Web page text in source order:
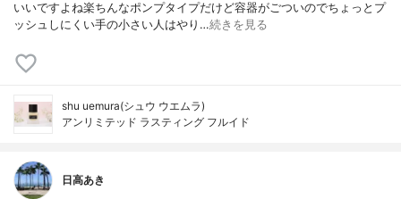
いいですよね楽ちんなポンプタイプだけど容器がごついのでちょっとプ
ッシュしにくい手の小さい人はやり…続きを見る
shu uemura(シュウ ウエムラ)
アンリミテッド ラスティング フルイド
日高あき